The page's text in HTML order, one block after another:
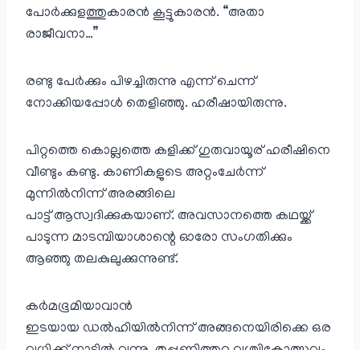
പോർക്കുളത്തുകാരൻ കൂട്ടുകാരൻ. “അതാ
രാജീവനാ…”
രണ്ടു പേർക്കും പിഴച്ചിരുന്നു എന്ന് ചെന്ന്
നോക്കിയപ്പോൾ തെളിഞ്ഞു. ഹരീഷായിരുന്നു.
പിറ്റത്തെ കൊല്ലത്തെ കളിക്ക് ഗുരുവായൂര് ഹരീഷിനെ
വീണ്ടും കണ്ടു. കാണികളുടെ അറ്റംചേർന്ന്
മുന്നിൽനിന്ന് അരങ്ങിലെ
പാട്ട് ആസ്വദിക്കുകയാണ്. അവസാനത്തെ കഥയ്ക്ക്
പാടുന്ന മാടമ്പിയാശാന്റെ ഓരോ സംഗതിക്കും
ആഞ്ഞു തലകുലുക്കുന്നുണ്ട്.
കർമഭൂമിയാവാൻ
ഇടയായ ഡൽഹിയിൽനിന്ന് അങ്ങനെയിരിക്കെ ഒര